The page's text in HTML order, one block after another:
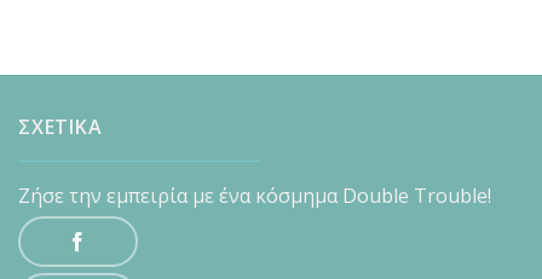
ΣΧΕΤΙΚΑ
Ζήσε την εμπειρία με ένα κόσμημα Double Trouble!